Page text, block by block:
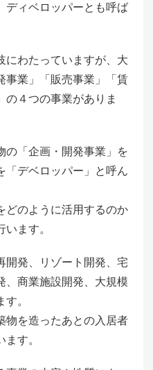
ディベロッパーとも呼ば
にわたっていますが、大
事業」「販売事業」「賃
４つの事業がありま
の「企画・開発事業」を
「デベロッパー」と呼ん
どのように活用するのか
ます。
開発、リゾート開発、宅
、商業施設開発、大規模
。
物を造ったあとの入居者
す。